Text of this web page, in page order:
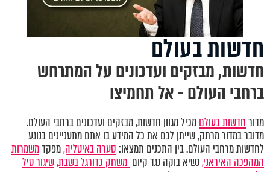
חדשות בעולם
חדשות, מבזקים ועדכונים על המתרחש
ברחבי העולם - אל תחמיצו
מדורחדשות בעולםמכיל מגוון חדשות, מבזקים ועדכונים ברחבי העולם.
מדובר במדור מרתק, שייתן לכם את כל המידע בו אתם מתעניינים בנוגע
לחדשות מרחבי העולם. בין התכנים תמצאו: סערה באיטליה,מפקדמשמרות
המהפכה האיראני,נשיא בוקה נגד קיום משחק כדורגל בשבת,שיגור טיל